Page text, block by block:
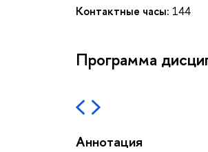
Контактные часы: 144
Программа
Аннотация